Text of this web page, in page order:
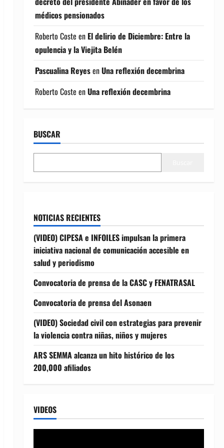
médicos pensionados
Roberto Coste en El delirio de Diciembre: Entre la
opulencia y la Viejita Belén
Pascualina ReyesenUna reflexión decembrina
Roberto Coste enUna reflexión decembrina
BUSCAR
NOTICIAS RECIENTES
(VIDEO) CIPESA e INFOILES impulsan la primera
iniciativa nacional de comunicación accesible en
salud y periodismo
Convocatoria de prensa de la CASC y FENATRASAL
Convocatoria de prensa del Asonaen
(VIDEO) Sociedad civil con estrategias para prevenir
la violencia contra niñas, niños y mujeres
ARS SEMMA alcanza un hito histórico de los
200,000 afiliados
VIDEOS